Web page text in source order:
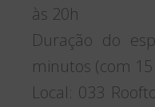
às 20h
Duração do
minutos (com
Local: 033